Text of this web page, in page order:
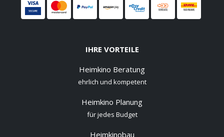
IHRE VORTEILE
Heimkino Beratung
ehrlich und kompetent
Heimkino Planung
für jedes Budget
Heimkinobau